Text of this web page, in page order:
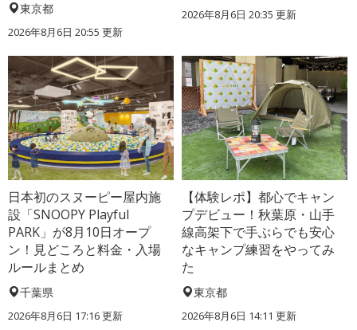
東京都
2026年8月6日 20:55 更新
2026年8月6日 20:35 更新
日本初のスヌーピー屋内施
設「SNOOPY Playful
PARK」が8月10日オープ
ン！見どころと料金・入場
ルールまとめ
千葉県
2026年8月6日 17:16更新
【体験レポ】都心でキャン
プデビュー！秋葉原・山手
線高架下で手ぶらでも安心
なキャンプ練習をやってみ
た
東京都
2026年8月6日 14:11 更新